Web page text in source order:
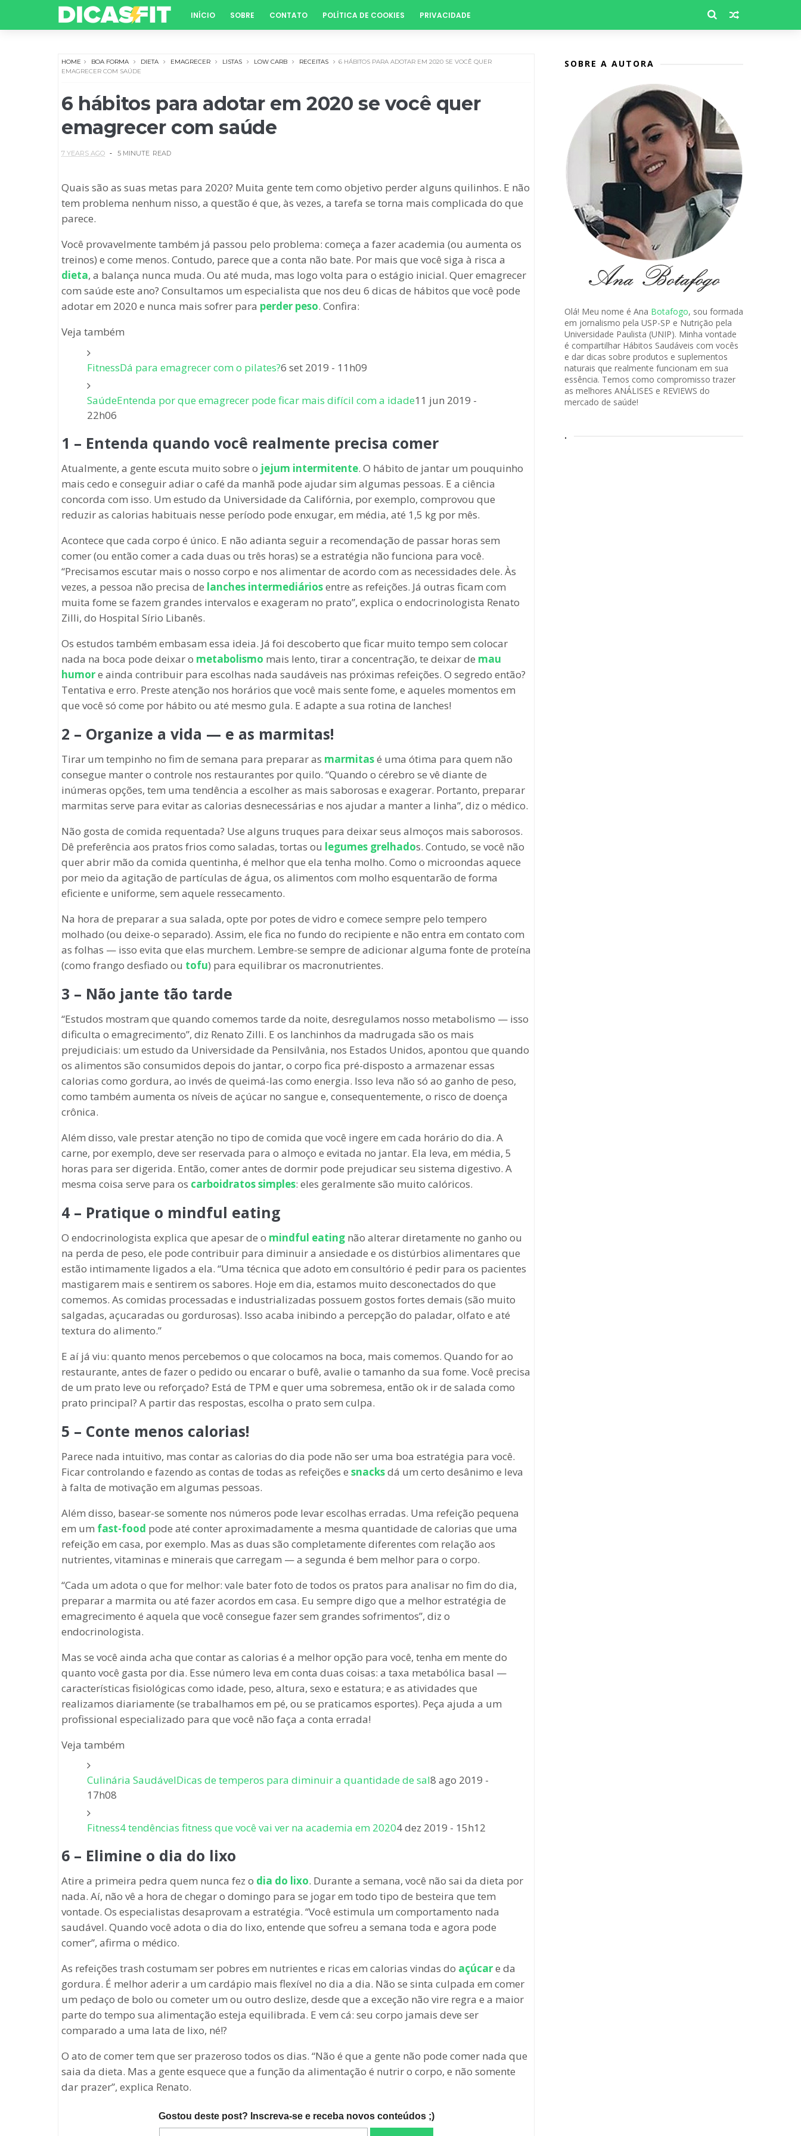
INÍCIO SOBRE CONTATO POLÍTICA DE COOKIES PRIVACIDADE
HOME BOA FORMA DIETA EMAGRECER LISTAS LOW CARB RECEITAS
6 HÁBITOS PARA ADOTAR EM 2020 SE VOCÊ QUER
EMAGRECER COM SAÚDE
6 hábitos para adotar em 2020 se você quer
emagrecer com saúde
7 YEARS AGO 5 MINUTE READ
Quais são as suas metas para 2020? Muita gente tem como objetivo perder alguns quilinhos. E não
tem problema nenhum nisso, a questão é que, às vezes, a tarefa se torna mais complicada do que
parece.
Você provavelmente também já passou pelo problema: começa a fazer academia (ou aumenta os
treinos) e come menos. Contudo, parece que a conta não bate. Por mais que você siga à risca a
dieta, a balança nunca muda. Ou até muda, mas logo volta para o estágio inicial. Quer emagrecer
com saúde este ano? Consultamos um especialista que nos deu 6 dicas de hábitos que você pode
adotar em 2020 e nunca mais sofrer para perder peso. Confira:
Veja também
FitnessDá para emagrecer com o pilates?6 set 2019 - 11h09
SaúdeEntenda por que emagrecer pode ficar mais difícil com a idade11 jun 2019 -
22h06
1 – Entenda quando você realmente precisa comer
Atualmente, a gente escuta muito sobre o jejum intermitente. O hábito de jantar um pouquinho
mais cedo e conseguir adiar o café da manhã pode ajudar sim algumas pessoas. E a ciência
concorda com isso. Um estudo da Universidade da Califórnia, por exemplo, comprovou que
reduzir as calorias habituais nesse período pode enxugar, em média, até 1,5 kg por mês.
Acontece que cada corpo é único. E não adianta seguir a recomendação de passar horas sem
comer (ou então comer a cada duas ou três horas) se a estratégia não funciona para você.
“Precisamos escutar mais o nosso corpo e nos alimentar de acordo com as necessidades dele. Às
vezes, a pessoa não precisa de lanches intermediáriosentre as refeições. Já outras ficam com
muita fome se fazem grandes intervalos e exageram no prato”, explica o endocrinologista Renato
Zilli, do Hospital Sírio Libanês.
Os estudos também embasam essa ideia. Já foi descoberto que ficar muito tempo sem colocar
nada na boca pode deixar o metabolismo mais lento, tirar a concentração, te deixar de mau
humore ainda contribuir para escolhas nada saudáveis nas próximas refeições. O segredo então?
Tentativa e erro. Preste atenção nos horários que você mais sente fome, e aqueles momentos em
que você só come por hábito ou até mesmo gula. E adapte a sua rotina de lanches!
2 – Organize a vida — e as marmitas!
Tirar um tempinho no fim de semana para preparar as marmitasé uma ótima para quem não
consegue manter o controle nos restaurantes por quilo. “Quando o cérebro se vê diante de
inúmeras opções, tem uma tendência a escolher as mais saborosas e exagerar. Portanto, preparar
marmitas serve para evitar as calorias desnecessárias e nos ajudar a manter a linha”, diz o médico.
Não gosta de comida requentada? Use alguns truques para deixar seus almoços mais saborosos.
Dê preferência aos pratos frios como saladas, tortas ou legumes grelhados. Contudo, se você não
quer abrir mão da comida quentinha, é melhor que ela tenha molho. Como o microondas aquece
por meio da agitação de partículas de água, os alimentos com molho esquentarão de forma
eficiente e uniforme, sem aquele ressecamento.
Na hora de preparar a sua salada, opte por potes de vidro e comece sempre pelo tempero
molhado (ou deixe-o separado). Assim, ele fica no fundo do recipiente e não entra em contato com
as folhas — isso evita que elas murchem. Lembre-se sempre de adicionar alguma fonte de proteína
(como frango desfiado ou tofu) para equilibrar os macronutrientes.
3 – Não jante tão tarde
“Estudos mostram que quando comemos tarde da noite, desregulamos nosso metabolismo — isso
dificulta o emagrecimento”, diz Renato Zilli. E os lanchinhos da madrugada são os mais
prejudiciais: um estudo da Universidade da Pensilvânia, nos Estados Unidos, apontou que quando
os alimentos são consumidos depois do jantar, o corpo fica pré-disposto a armazenar essas
calorias como gordura, ao invés de queimá-las como energia. Isso leva não só ao ganho de peso,
como também aumenta os níveis de açúcar no sangue e, consequentemente, o risco de doença
crônica.
Além disso, vale prestar atenção no tipo de comida que você ingere em cada horário do dia. A
carne, por exemplo, deve ser reservada para o almoço e evitada no jantar. Ela leva, em média, 5
horas para ser digerida. Então, comer antes de dormir pode prejudicar seu sistema digestivo. A
mesma coisa serve para os carboidratos simples: eles geralmente são muito calóricos.
4 – Pratique o mindful eating
O endocrinologista explica que apesar de o mindful eating não alterar diretamente no ganho ou
na perda de peso, ele pode contribuir para diminuir a ansiedade e os distúrbios alimentares que
estão intimamente ligados a ela. “Uma técnica que adoto em consultório é pedir para os pacientes
mastigarem mais e sentirem os sabores. Hoje em dia, estamos muito desconectados do que
comemos. As comidas processadas e industrializadas possuem gostos fortes demais (são muito
salgadas, açucaradas ou gordurosas). Isso acaba inibindo a percepção do paladar, olfato e até
textura do alimento.”
E aí já viu: quanto menos percebemos o que colocamos na boca, mais comemos. Quando for ao
restaurante, antes de fazer o pedido ou encarar o bufê, avalie o tamanho da sua fome. Você precisa
de um prato leve ou reforçado? Está de TPM e quer uma sobremesa, então ok ir de salada como
prato principal? A partir das respostas, escolha o prato sem culpa.
5 – Conte menos calorias!
Parece nada intuitivo, mas contar as calorias do dia pode não ser uma boa estratégia para você.
Ficar controlando e fazendo as contas de todas as refeições e snacksdá um certo desânimo e leva
à falta de motivação em algumas pessoas.
Além disso, basear-se somente nos números pode levar escolhas erradas. Uma refeição pequena
em um fast-food pode até conter aproximadamente a mesma quantidade de calorias que uma
refeição em casa, por exemplo. Mas as duas são completamente diferentes com relação aos
nutrientes, vitaminas e minerais que carregam — a segunda é bem melhor para o corpo.
“Cada um adota o que for melhor: vale bater foto de todos os pratos para analisar no fim do dia,
preparar a marmita ou até fazer acordos em casa. Eu sempre digo que a melhor estratégia de
emagrecimento é aquela que você consegue fazer sem grandes sofrimentos”, diz o
endocrinologista.
Mas se você ainda acha que contar as calorias é a melhor opção para você, tenha em mente do
quanto você gasta por dia. Esse número leva em conta duas coisas: a taxa metabólica basal —
características fisiológicas como idade, peso, altura, sexo e estatura; e as atividades que
realizamos diariamente (se trabalhamos em pé, ou se praticamos esportes). Peça ajuda a um
profissional especializado para que você não faça a conta errada!
Veja também
Culinária SaudávelDicas de temperos para diminuir a quantidade de sal8 ago 2019 -
17h08
Fitness4 tendências fitness que você vai ver na academia em 20204 dez 2019 - 15h12
6 – Elimine o dia do lixo
Atire a primeira pedra quem nunca fez o dia do lixo. Durante a semana, você não sai da dieta por
nada. Aí, não vê a hora de chegar o domingo para se jogar em todo tipo de besteira que tem
vontade. Os especialistas desaprovam a estratégia. “Você estimula um comportamento nada
saudável. Quando você adota o dia do lixo, entende que sofreu a semana toda e agora pode
comer”, afirma o médico.
As refeições trash costumam ser pobres em nutrientes e ricas em calorias vindas do açúcare da
gordura. É melhor aderir a um cardápio mais flexível no dia a dia. Não se sinta culpada em comer
um pedaço de bolo ou cometer um ou outro deslize, desde que a exceção não vire regra e a maior
parte do tempo sua alimentação esteja equilibrada. E vem cá: seu corpo jamais deve ser
comparado a uma lata de lixo, né!?
O ato de comer tem que ser prazeroso todos os dias. “Não é que a gente não pode comer nada que
saia da dieta. Mas a gente esquece que a função da alimentação é nutrir o corpo, e não somente
dar prazer”, explica Renato.
Gostou deste post? Inscreva-se e receba novos conteúdos ;)
SOBRE A AUTORA
Olá! Meu nome é Ana Botafogo, sou formada
em jornalismo pela USP-SP e Nutrição pela
Universidade Paulista (UNIP). Minha vontade
é compartilhar Hábitos Saudáveis com vocês
e dar dicas sobre produtos e suplementos
naturais que realmente funcionam em sua
essência. Temos como compromisso trazer
as melhores ANÁLISES e REVIEWS do
mercado de saúde!
.